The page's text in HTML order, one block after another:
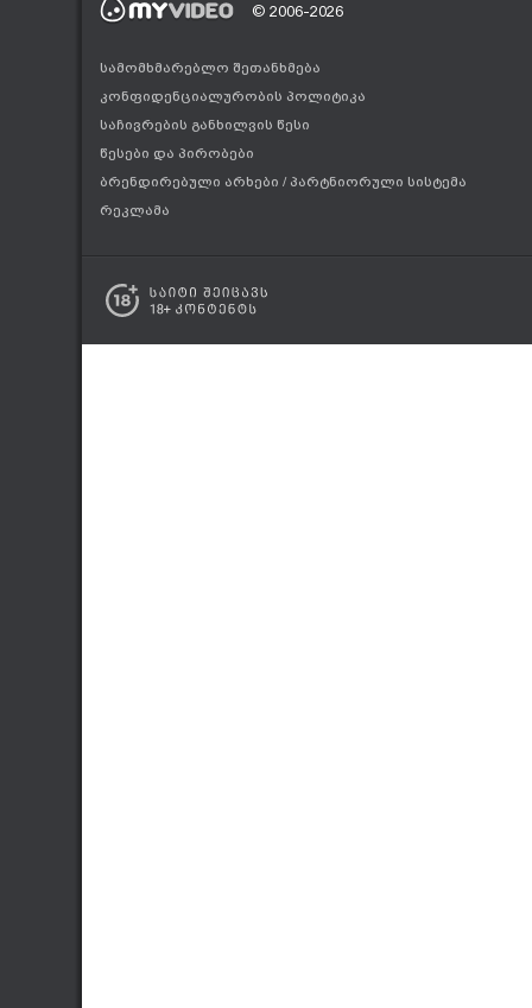
© 2006-2026
სამომხმარებლო შეთანხმება
კონფიდენციალურობის პოლიტიკა
საჩივრების განხილვის წესი
წესები და პირობები
ბრენდირებული არხები / პარტნიორული სისტემა
რეკლამა